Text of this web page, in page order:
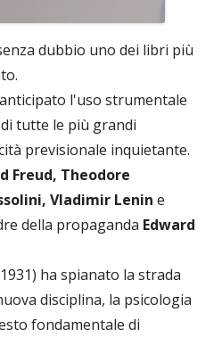
dubbio uno dei libri più
l'uso strumentale
tutte le più grandi
previsionale inquietante.
Freud, Theodore
Vladimir Lenin e
della propaganda Edward
ha spianato la strada
disciplina, la psicologia
fondamentale di